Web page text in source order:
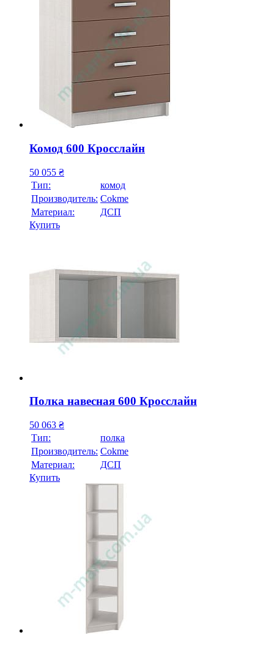
Комод 600 Кросслайн
50 055 ₴
Тип:
комод
Производитель: Cokme
Материал:
ДСП
Купить
Полка навесная 600 Кросслайн
50 063 ₴
Тип:
полка
Производитель: Cokme
Материал:
ДСП
Купить